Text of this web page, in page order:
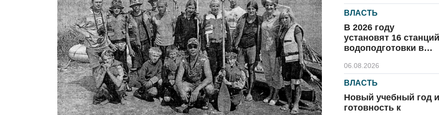
ВЛАСТЬ
В 2026 году
установят 16 станций
водоподготовки в
06.08.2026
ВЛАСТЬ
Новый учебный год и
готовность к